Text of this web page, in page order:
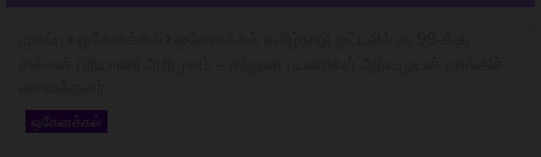
ஒகேனக்கல்